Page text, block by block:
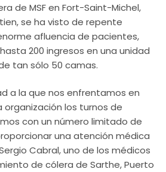
de MSF en Fort-Saint-Michel,
se ha visto de repente
afluencia de pacientes,
200 ingresos en una unidad
tan sólo 50 camas.
a la que nos enfrentamos en
los turnos de
con un número limitado de
una atención médica
Cabral, uno de los médicos
de cólera de Sarthe, Puerto